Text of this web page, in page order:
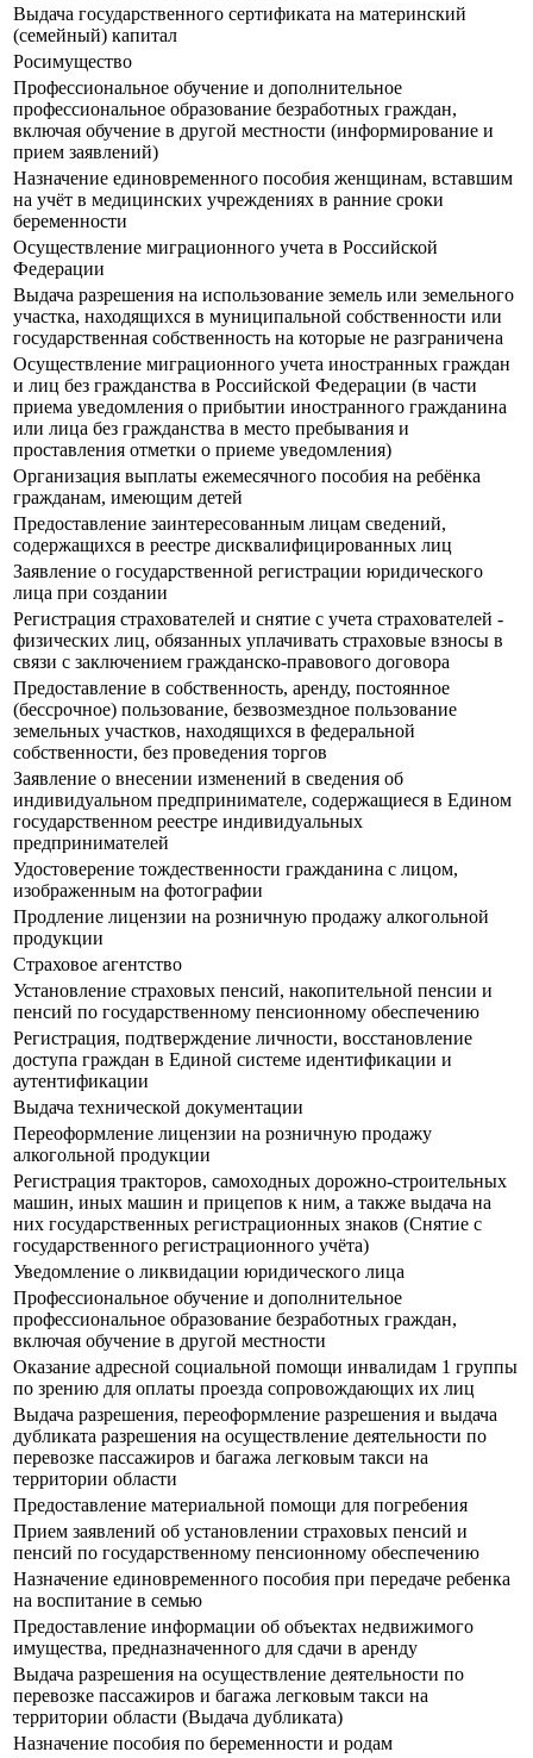
Выдача государственного сертификата на материнский
(семейный) капитал
Росимущество
Профессиональное обучение и дополнительное
профессиональное образование безработных граждан,
включая обучение в другой местности (информирование и
прием заявлений)
Назначение единовременного пособия женщинам, вставшим
на учёт в медицинских учреждениях в ранние сроки
беременности
Осуществление миграционного учета в Российской
Федерации
Выдача разрешения на использование земель или земельного
участка, находящихся в муниципальной собственности или
государственная собственность на которые не разграничена
Осуществление миграционного учета иностранных граждан
и лиц без гражданства в Российской Федерации (в части
приема уведомления о прибытии иностранного гражданина
или лица без гражданства в место пребывания и
проставления отметки о приеме уведомления)
Организация выплаты ежемесячного пособия на ребёнка
гражданам, имеющим детей
Предоставление заинтересованным лицам сведений,
содержащихся в реестре дисквалифицированных лиц
Заявление о государственной регистрации юридического
лица при создании
Регистрация страхователей и снятие с учета страхователей -
физических лиц, обязанных уплачивать страховые взносы в
связи с заключением гражданско-правового договора
Предоставление в собственность, аренду, постоянное
(бессрочное) пользование, безвозмездное пользование
земельных участков, находящихся в федеральной
собственности, без проведения торгов
Заявление о внесении изменений в сведения об
индивидуальном предпринимателе, содержащиеся в Едином
государственном реестре индивидуальных
предпринимателей
Удостоверение тождественности гражданина с лицом,
изображенным на фотографии
Продление лицензии на розничную продажу алкогольной
продукции
Страховое агентство
Установление страховых пенсий, накопительной пенсии и
пенсий по государственному пенсионному обеспечению
Регистрация, подтверждение личности, восстановление
доступа граждан в Единой системе идентификации и
аутентификации
Выдача технической документации
Переоформление лицензии на розничную продажу
алкогольной продукции
Регистрация тракторов, самоходных дорожно-строительных
машин, иных машин и прицепов к ним, а также выдача на
них государственных регистрационных знаков (Снятие с
государственного регистрационного учёта)
Уведомление о ликвидации юридического лица
Профессиональное обучение и дополнительное
профессиональное образование безработных граждан,
включая обучение в другой местности
Оказание адресной социальной помощи инвалидам 1 группы
по зрению для оплаты проезда сопровождающих их лиц
Выдача разрешения, переоформление разрешения и выдача
дубликата разрешения на осуществление деятельности по
перевозке пассажиров и багажа легковым такси на
территории области
Предоставление материальной помощи для погребения
Прием заявлений об установлении страховых пенсий и
пенсий по государственному пенсионному обеспечению
Назначение единовременного пособия при передаче ребенка
на воспитание в семью
Предоставление информации об объектах недвижимого
имущества, предназначенного для сдачи в аренду
Выдача разрешения на осуществление деятельности по
перевозке пассажиров и багажа легковым такси на
территории области (Выдача дубликата)
Назначение пособия по беременности и родам